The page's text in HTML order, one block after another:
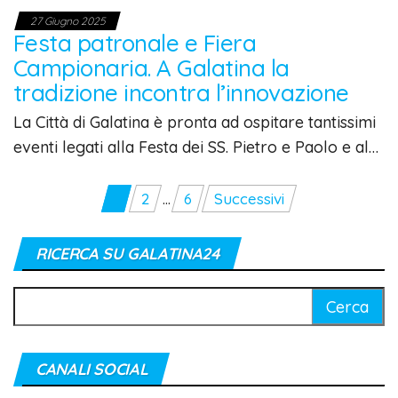
27 Giugno 2025
Festa patronale e Fiera
Campionaria. A Galatina la
tradizione incontra l’innovazione
La Città di Galatina è pronta ad ospitare tantissimi
eventi legati alla Festa dei SS. Pietro e Paolo e al…
Paginazione
degli
articoli
2 … 6 Successivi
RICERCA SU GALATINA24
per:
CANALI SOCIAL